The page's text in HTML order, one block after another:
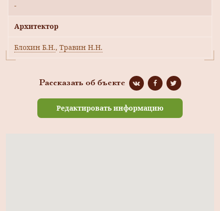
-
Архитектор
Блохин Б.Н., Травин Н.Н.
Рассказать об бъекте
Редактировать информацию